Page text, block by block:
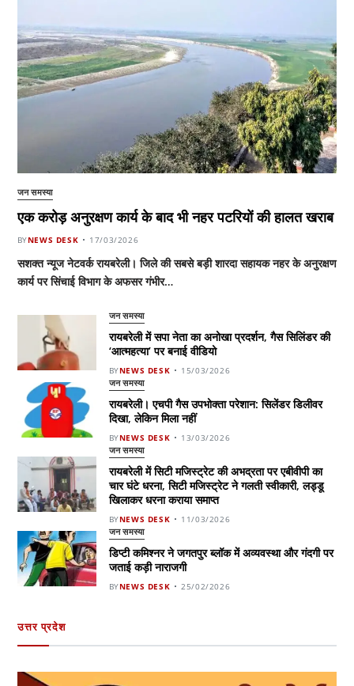
जन समस्या
एक करोड़ अनुरक्षण कार्य के बाद भी नहर पटरियों की हालत खराब
BYNEWS DESK 17/03/2026
सशक्त न्यूज नेटवर्क रायबरेली। जिले की सबसे बड़ी शारदा सहायक नहर के अनुरक्षण
कार्य पर सिंचाई विभाग के अफसर गंभीर…
जन समस्या
रायबरेली में सपा नेता का अनोखा प्रदर्शन, गैस सिलिंडर की
‘आत्महत्या’ पर बनाई वीडियो
BYNEWS DESK 15/03/2026
जन समस्या
रायबरेली। एचपी गैस उपभोक्ता परेशान: सिलेंडर डिलीवर
दिखा, लेकिन मिला नहीं
BYNEWS DESK 13/03/2026
जन समस्या
रायबरेली में सिटी मजिस्ट्रेट की अभद्रता पर एबीवीपी का
चार घंटे धरना, सिटी मजिस्ट्रेट ने गलती स्वीकारी, लड्डू
खिलाकर धरना कराया समाप्त
BYNEWS DESK 11/03/2026
जन समस्या
डिप्टी कमिश्नर ने जगतपुर ब्लॉक में अव्यवस्था और गंदगी पर
जताई कड़ी नाराजगी
BYNEWS DESK 25/02/2026
उत्तर प्रदेश